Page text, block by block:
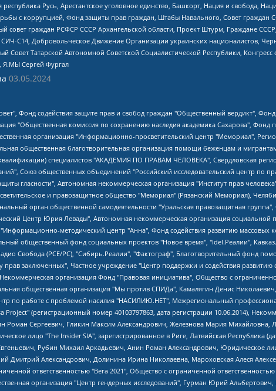
Русь, Арестантское уголовное единство, Башкорт, Нация и свобода,
с коррупцией, Фонд защиты прав граждан, Штабы Навального, Совет граждан
граждан РСФСР СССР Архангельской области, Проект Штурм, Граждане
С14, Добровольческое Движение Организации украинских националистов,
Татарской Автономной Советской Социалистической Республики,
Я.МЫ Сергей Фургал
03.05.2024
Юридическое лицо, зарегистрированное в Латвийской Республике, SIA "Medusa Project" (регистрационный номер 40103797863, дата регистрации 10.06.2014), Некоммерческая организация "Фонд по борьбе с коррупцией", Автономная некоммерческая организация "Институт права и публичной политики", Баданин Роман Сергеевич, Гликин Максим Александрович, Железнова Мария Михайловна, Лукьянова Юлия Сергеевна, Маетная Елизавета Витальевна, Маняхин Петр Борисович, Чуракова Ольга Владимировна, Ярош Юлия Петровна, Юридическое лицо "The Insider SIA", зарегистрированное в Риге, Латвийская Республика (дата регистрации 26.06.2015), являющееся администратором доменного имени интернет-издания "The Insider SIA", https://theins.ru, Постернак Алексей Евгеньевич, Рубин Михаил Аркадьевич, Анин Роман Александрович, Юридическое лицо Istories fonds, зарегистрированное в Латвийской Республике (регистрационный номер 50008295751, дата регистрации 24.02.2020), Великовский Дмитрий Александрович, Долинина Ирина Николаевна, Мароховская Алеся Алексеевна, Шлейнов Роман Юрьевич, Шмагун Олеся Валентиновна, Общество с ограниченной ответственностью "Альтаир 2021", Общество с ограниченной ответственностью "Вега 2021", Общество с ограниченной ответственностью "Главный редактор 2021", Общество с ограниченной ответственностью "Ромашки монолит", Важенков Артем Валерьевич, Ивановская областная общественная организация "Центр гендерных исследований", Гурман Юрий Альбертович, Медиапроект "ОВД-Инфо", Егоров Владимир Владимирович, Жилинский Владимир Александрович, Общество с ограниченной ответственностью "ЗП", Иванова София Юрьевна, Карезина Инна Павловна, Кильтау Екатерина Викторовна, Петров Алексей Викторович, Пискунов Сергей Евгеньевич, Смирнов Сергей Сергеевич, Тихонов Михаил Сергеевич, Общество с ограниченной ответственностью "ЖУРНАЛИСТ-ИНОСТРАННЫЙ АГЕНТ", Арапова Галина Юрьевна, Вольтская Татьяна Анатольевна, Американская компания "Mason G.E.S. Anonymous Foundation" (США), являющаяся владельцем интернет-издания https://mnews.world/, Компания "Stichting Bellingcat", зарегистрированная в Нидерландах (дата регистрации 11.07.2018), Захаров Андрей Вячеславович, Клепиковская Екатерина Дмитриевна, Общество с ограниченной ответственностью "МЕМО", Перл Роман Александрович, Симонов Евгений Алексеевич, Соловьева Елена Анатольевна, Сотников Даниил Владимирович, Сурначева Елизавета Дмитриевна, Автономная некоммерческая организация по защите прав человека и информированию населения "Якутия – Наше Мнение", Общество с ограниченной ответственностью "Москоу диджитал медиа", с 26.01.2023 Общество с ограниченной ответственностью "Чайка Белые сады", Ветошкина Валерия Валерьевна, Заговора Максим Александрович, Межрегиональное общественное движение "Российская ЛГБТ - сеть", Оленичев Максим Владимирович, Павлов Иван Юрьевич, Скворцова Елена Сергеевна, Общество с ограниченной ответственностью "Как бы инагент", Кочетков Игорь Викторович, Общество с ограниченной ответственностью "Честные выборы", Еланчик Олег Александрович, Общество с ограниченной ответственностью "Нобелевский призыв", Гималова Регина Эмилевна, Григорьев Андрей Валерьевич, Григорьева Алина Александровна, Ассоциация по содействию защите прав призывников, альтернативнослужащих и военнослужащих "Правозащитная группа "Гражданин.Армия.Право", Хисамова Регина Фаритовна, Автономная некоммерческая организация по реализации социально-правовых программ "Лилит", Дальневосточное общественное движение "Маяк", Санкт-Петербургская ЛГБТ-инициативная группа "Выход", Инициативная группа ЛГБТ+ "Реверс", Алексеев Андрей Викторович, Бекбулатова